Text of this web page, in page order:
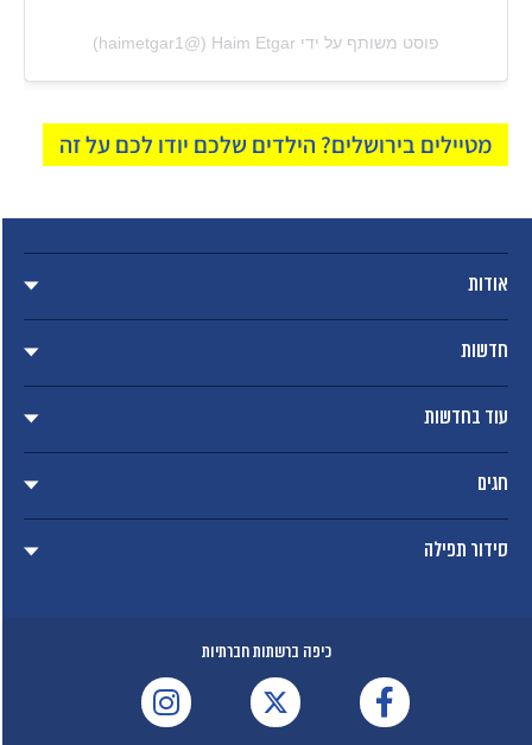
פוסט משותף על ידי ‏‎Haim Etgar‎‏ (@‏‎haimetgar1‎‏)
מטיילים בירושלים? הילדים שלכם יודו לכם על זה
אודות
חדשות
עוד בחדשות
חגים
סידור תפילה
כיפה ברשתות חברתיות